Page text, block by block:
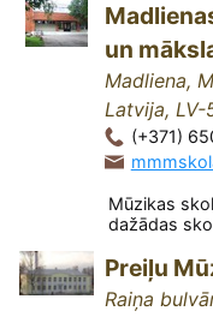
un
Madliena,
Latvija, LV-
(+371)
Mūzikas
dažādas
Preiļu
Raiņa